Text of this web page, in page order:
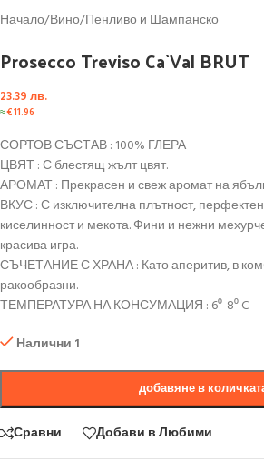
Начало/Вино/Пенливо и Шампанско
Prosecco Treviso Ca`Val BRUT
23.39 лв.
≈€11.96
СОРТОВ СЪСТАВ : 100% ГЛЕРА
ЦВЯТ : С блестящ жълт цвят.
АРОМАТ : Прекрасен и свеж аромат на
ВКУС : С изключителна плътност,
киселинност и мекота. Фини и нежни
красива игра.
СЪЧЕТАНИЕ С ХРАНА : Като аперитив, в
ракообразни.
ТЕМПЕРАТУРА НА КОНСУМАЦИЯ : 6⁰-8⁰ C
Налични 1
добавяне в
Сравни Добави в Любими